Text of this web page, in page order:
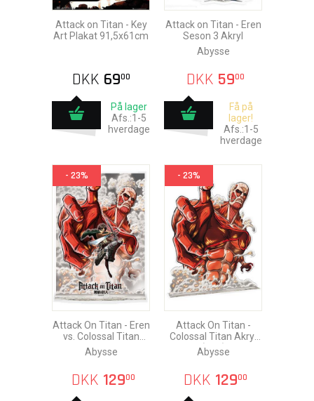
Attack on Titan - Key
Art Plakat 91,5x61cm
DKK 6900
På lager
Afs.:1-5
hverdage
Attack on Titan - Eren
Seson 3 Akryl
Abysse
DKK 5900
Få på
lager!
Afs.:1-5
hverdage
- 23%
Attack On Titan - Eren
vs. Colossal Titan
Akryl Diorama
Abysse
DKK 12900
- 23%
Attack On Titan -
Colossal Titan Akryl
(XXL)
Abysse
DKK 12900